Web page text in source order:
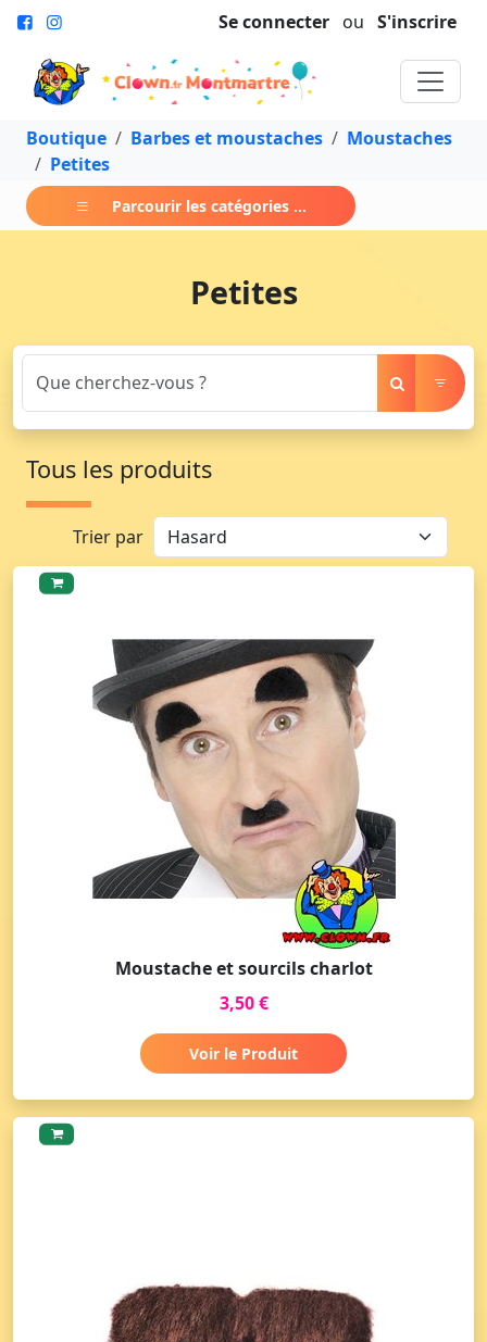
Se connecter ou S'inscrire
Boutique Barbes et moustaches
Moustaches
Petites
Parcourir les catégories ...
Petites
Tous les produits
Trier par
Moustache et sourcils charlot
3,50 €
Voir le Produit